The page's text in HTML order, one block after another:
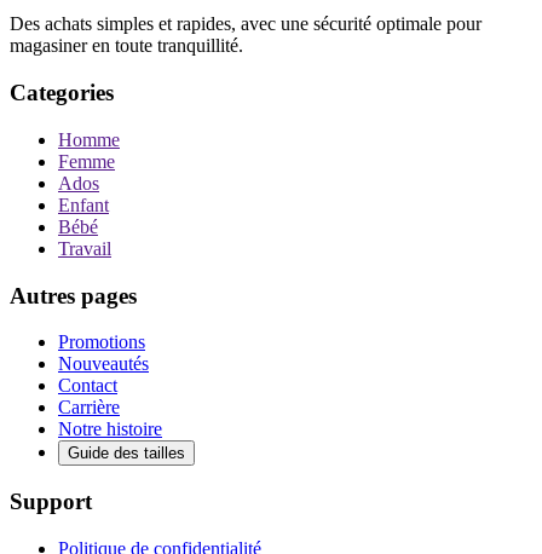
Des achats simples et rapides, avec une sécurité optimale pour
magasiner en toute tranquillité.
Categories
Homme
Femme
Ados
Enfant
Bébé
Travail
Autres pages
Promotions
Nouveautés
Contact
Carrière
Notre histoire
Guide des tailles
Support
Politique de confidentialité